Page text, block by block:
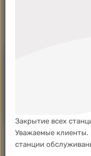
В наличии:Мало
Закрытие всех
Уважаемые
станции